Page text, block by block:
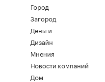
Город
Загород
Деньги
Дизайн
Мнения
Новости компаний
Дом